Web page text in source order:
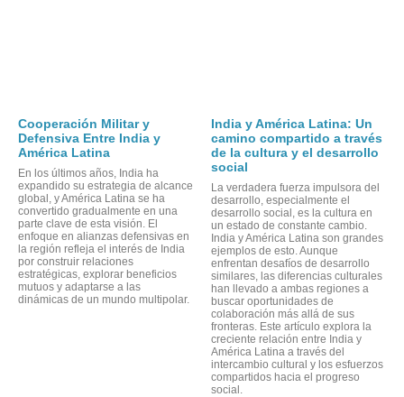
Cooperación Militar y
Defensiva Entre India y
América Latina
En los últimos años, India ha
expandido su estrategia de alcance
global, y América Latina se ha
convertido gradualmente en una
parte clave de esta visión. El
enfoque en alianzas defensivas en
la región refleja el interés de India
por construir relaciones
estratégicas, explorar beneficios
mutuos y adaptarse a las
dinámicas de un mundo multipolar.
India y América Latina: Un
camino compartido a través
de la cultura y el desarrollo
social
La verdadera fuerza impulsora del
desarrollo, especialmente el
desarrollo social, es la cultura en
un estado de constante cambio.
India y América Latina son grandes
ejemplos de esto. Aunque
enfrentan desafíos de desarrollo
similares, las diferencias culturales
han llevado a ambas regiones a
buscar oportunidades de
colaboración más allá de sus
fronteras. Este artículo explora la
creciente relación entre India y
América Latina a través del
intercambio cultural y los esfuerzos
compartidos hacia el progreso
social.